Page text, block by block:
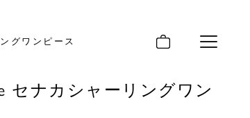
メニュー
グワンピース
セナカシャーリングワン